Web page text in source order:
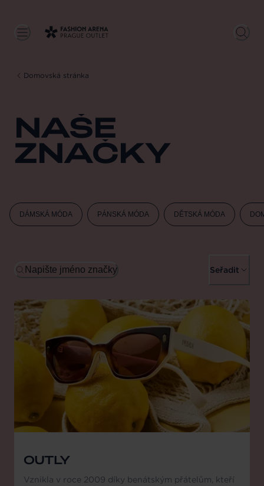
Domovská stránka
NAŠE
ZNAČKY
DÁMSKÁ MÓDA PÁNSKÁ MÓDA DĚTSKÁ MÓDA
Napište jméno značky Seřadit
OUTLY
Vznikla v roce 2009 díky benátským přátelům, kteří